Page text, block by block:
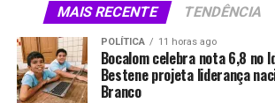
MAIS RECENTE TENDÊNCIA
POLÍTICA 11 horas ago
Bocalom celebra nota 6,8 no
Bestene projeta liderança
Branco